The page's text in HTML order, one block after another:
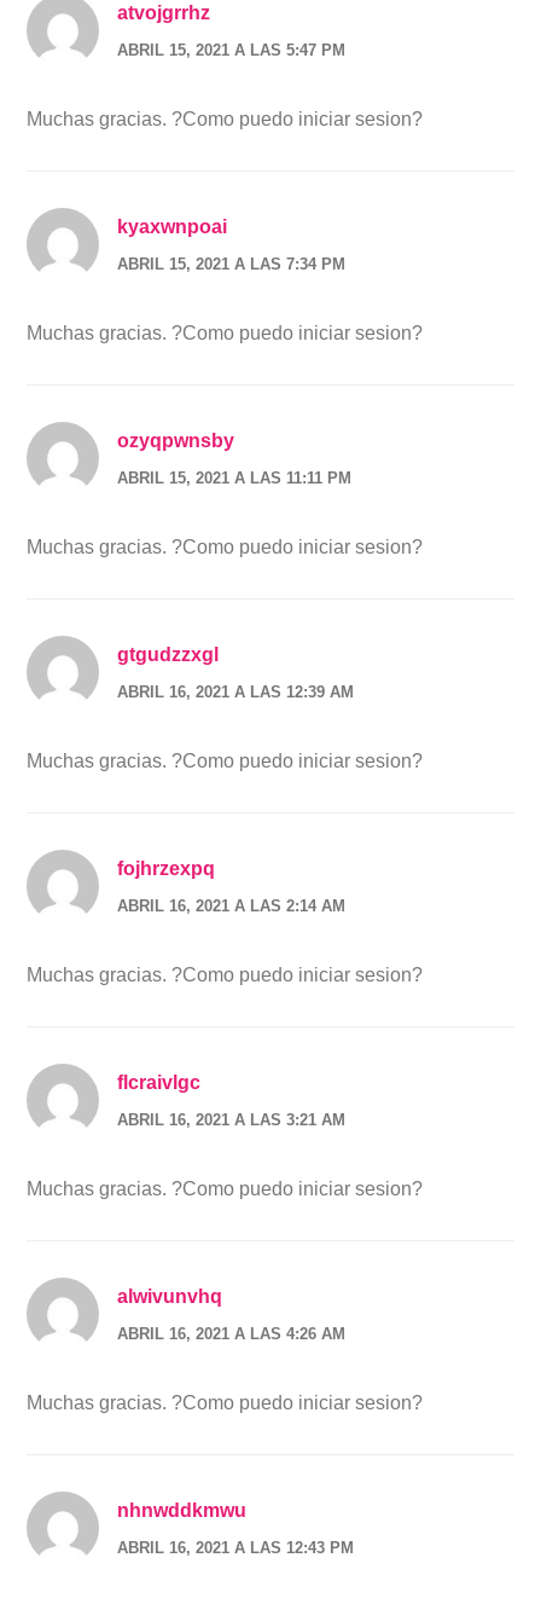
atvojgrrhz
ABRIL 15, 2021 A LAS 5:47 PM
Muchas gracias. ?Como puedo iniciar sesion?
kyaxwnpoai
ABRIL 15, 2021 A LAS 7:34 PM
Muchas gracias. ?Como puedo iniciar sesion?
ozyqpwnsby
ABRIL 15, 2021 A LAS 11:11 PM
Muchas gracias. ?Como puedo iniciar sesion?
gtgudzzxgl
ABRIL 16, 2021 A LAS 12:39 AM
Muchas gracias. ?Como puedo iniciar sesion?
fojhrzexpq
ABRIL 16, 2021 A LAS 2:14 AM
Muchas gracias. ?Como puedo iniciar sesion?
flcraivlgc
ABRIL 16, 2021 A LAS 3:21 AM
Muchas gracias. ?Como puedo iniciar sesion?
alwivunvhq
ABRIL 16, 2021 A LAS 4:26 AM
Muchas gracias. ?Como puedo iniciar sesion?
nhnwddkmwu
ABRIL 16, 2021 A LAS 12:43 PM